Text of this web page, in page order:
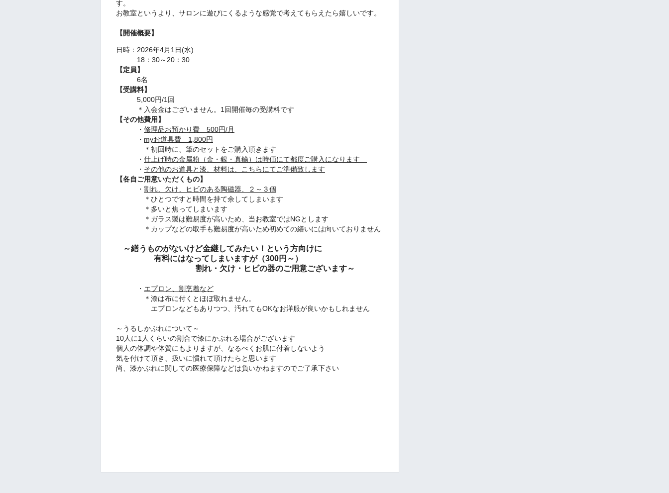
す。
お教室というより、サロンに遊びにくるような感覚で考えてもらえたら嬉しいです。
【開催概要】
日時：2026年4月1日(水)
18：30～20：30
【定員】
6名
【受講料】
5,000円/1回
＊入会金はございません。1回開催毎の受講料です
【その他費用】
・ 修理品お預かり費 500円/月
・ myお道具費 1,800円
＊初回時に、筆のセットをご購入頂きます
・ 仕上げ時の金属粉（金・銀・真鍮）は時価にて都度ご購入になります
・ その他のお道具と漆、材料は、こちらにてご準備致します
【各自ご用意いただくもの】
・ 割れ、欠け、ヒビのある陶磁器、２～３個
＊ひとつですと時間を持て余してしまいます
＊多いと焦ってしまいます
＊ガラス製は難易度が高いため、当お教室ではNGとします
＊カップなどの取手も難易度が高いため初めての繕いには向いておりません
～繕うものがないけど金継してみたい！という方向けに
有料にはなってしまいますが（300円～）
割れ・欠け・ヒビの器のご用意ございます～
・ エプロン、割烹着など
＊漆は布に付くとほぼ取れません。
エプロンなどもありつつ、汚れてもOKなお洋服が良いかもしれません
～うるしかぶれについて～
10人に1人くらいの割合で漆にかぶれる場合がございます
個人の体調や体質にもよりますが、なるべくお肌に付着しないよう
気を付けて頂き、扱いに慣れて頂けたらと思います
尚、漆かぶれに関しての医療保障などは負いかねますのでご了承下さい